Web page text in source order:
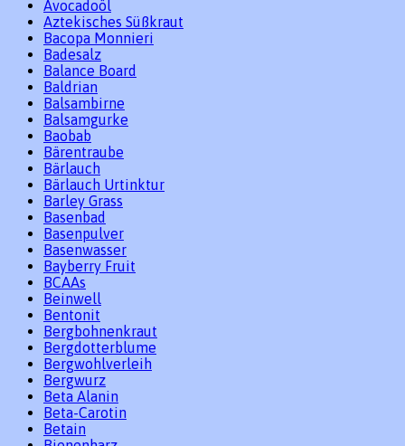
Avocadoöl
Aztekisches Süßkraut
Bacopa Monnieri
Badesalz
Balance Board
Baldrian
Balsambirne
Balsamgurke
Baobab
Bärentraube
Bärlauch
Bärlauch Urtinktur
Barley Grass
Basenbad
Basenpulver
Basenwasser
Bayberry Fruit
BCAAs
Beinwell
Bentonit
Bergbohnenkraut
Bergdotterblume
Bergwohlverleih
Bergwurz
Beta Alanin
Beta-Carotin
Betain